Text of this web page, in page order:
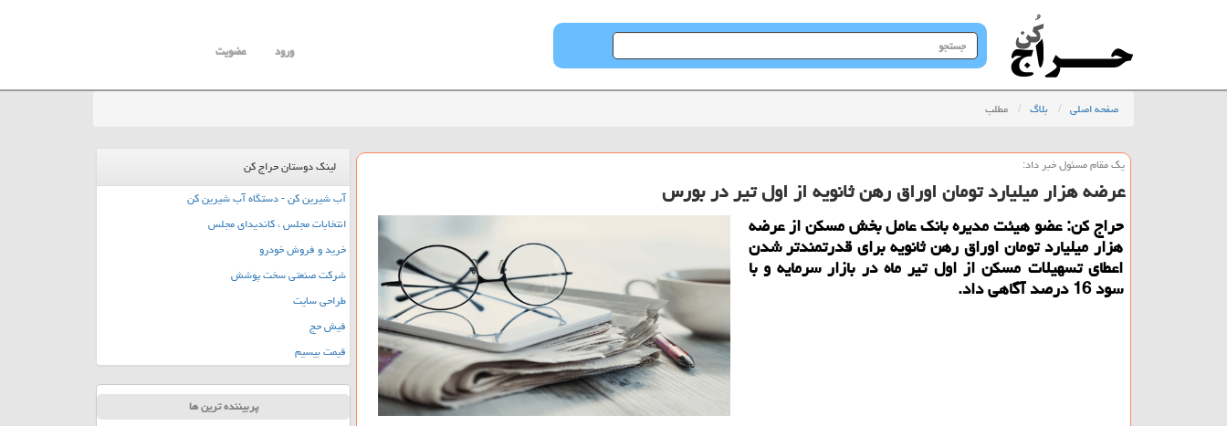
جستجو
در
ورود عضویت
صفحه اصلی بلاگ مطلب
یك مقام مسئول خبر داد:
عرضه هزار میلیارد تومان اوراق رهن ثانویه از اول تیر در بورس
حراج كن: عضو هیئت مدیره بانك عامل بخش مسكن از عرضه
هزار میلیارد تومان اوراق رهن ثانویه برای قدرتمندتر شدن
اعطای تسهیلات مسكن از اول تیر ماه در بازار سرمایه و با
سود 16 درصد آگاهی داد.
لینک دوستان حراج کن
آب شیرین کن - دستگاه آب شیرین کن
انتخابات مجلس ، کاندیدای مجلس
خرید و فروش خودرو
شرکت صنعتی سخت پوشش
طراحی سایت
فیش حج
قیمت بیسیم
پربیننده ترین ها